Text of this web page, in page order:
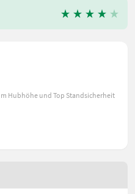
Hubhöhe und Top Standsicherheit